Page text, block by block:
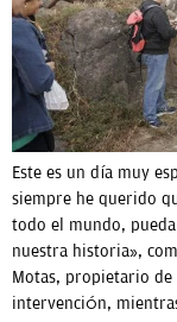
Este es un día muy
siempre he querido
todo el mundo,
nuestra historia»,
Motas, propietario de
intervención,